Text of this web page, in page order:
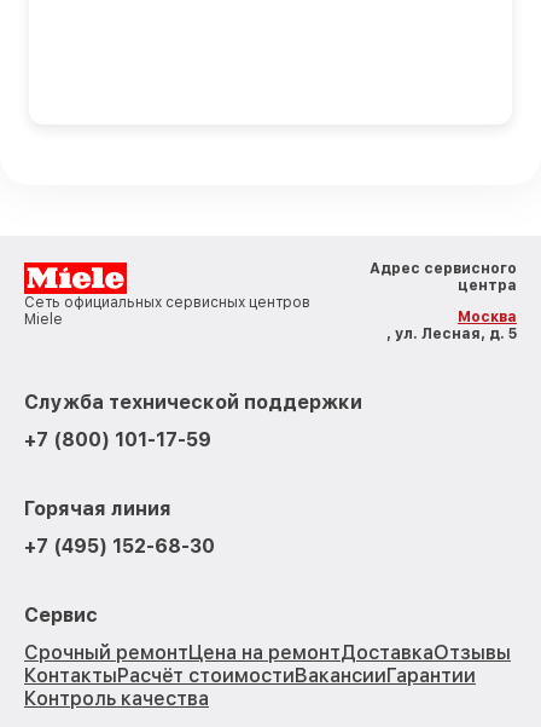
Сеть официальных сервисных центров
Miele
Адрес сервисного
центра
Москва
, ул. Лесная, д. 5
Служба технической поддержки
+7 (800) 101-17-59
Горячая линия
+7 (495) 152-68-30
Сервис
Срочный ремонтЦена на ремонтДоставкаОтзывы
КонтактыРасчёт стоимостиВакансииГарантии
Контроль качества